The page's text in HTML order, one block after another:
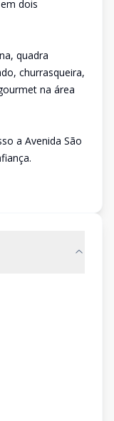
dois
quadra
churrasqueira,
na área
a Avenida São